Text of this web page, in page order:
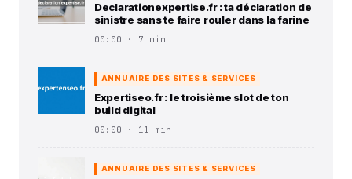
Declarationexpertise.fr : ta déclaration de
sinistre sans te faire rouler dans la farine
00:00 · 7 min
ANNUAIRE DES SITES & SERVICES
Expertiseo.fr : le troisième slot de ton
build digital
00:00 · 11 min
ANNUAIRE DES SITES & SERVICES